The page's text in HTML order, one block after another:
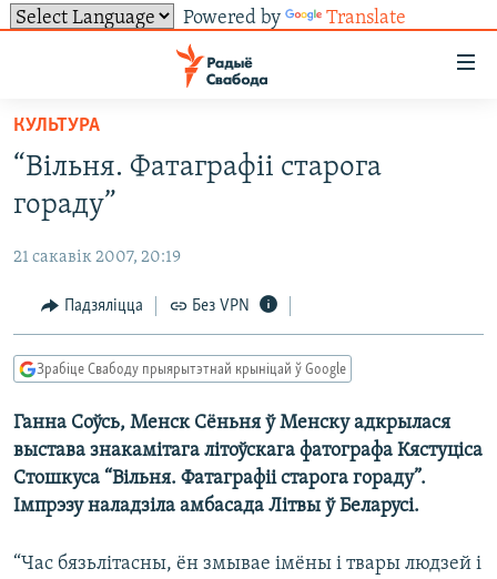
Powered by Translate
ўнівэрсальнага
доступу
Перайсьці
галоўнага
Перайсьці
Перайсьці
пошуку
НАВІНЫ
УСЕ НАВІНЫ
ЛЮДЗІ
ПАЛІТЫКА
ВАЙНА
БЕЛАРУСЫ НА ВАЙНЕ
ПАЛІТВЯЗЬНІ
КУЛЬТУРА
ТОЛЬКІ НА СВАБОДЗЕ
БЛОГІ
ГІСТОРЫЯ НА СВАБОДЗЕ
КНІГІ
АЎДЫЁКНІГІ
МОВА
СУВЯЗЬ
АБЫСЬЦІ БЛЯКАВАНЬНЕ
ПАДЗЯЛІЦЦА ІНФАРМАЦЫЯЙ
ПАДПІСАЦЦА
RSS
FACEBOOK
TWITTER
Усе сайты РС/РСЭ
КУЛЬТУРА
“Вільня. Фатаграфіі старога
гораду”
21 сакавік 2007, 20:19
Падзяліцца Без VPN
Зрабіце Свабоду прыярытэтнай крыніцай ў Google
Ганна Соўсь, Менск Сёньня ў Менску адкрылася
выстава знакамітага літоўскага фатографа Кястуціса
Стошкуса “Вільня. Фатаграфіі старога гораду”.
Імпрэзу наладзіла амбасада Літвы ў Беларусі.
“Час бязьлітасны, ён змывае імёны і твары людзей і